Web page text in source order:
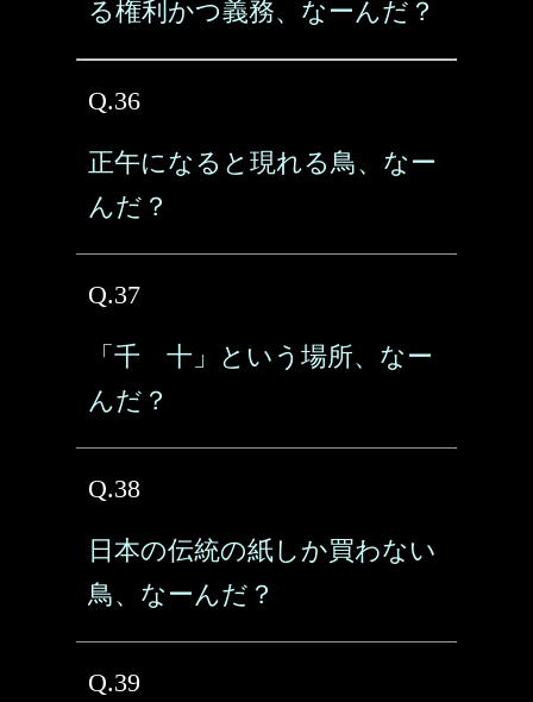
る権利かつ義務、なーんだ？
Q.36
正午になると現れる鳥、なー
んだ？
Q.37
「千 十」という場所、なー
んだ？
Q.38
日本の伝統の紙しか買わない
鳥、なーんだ？
Q.39